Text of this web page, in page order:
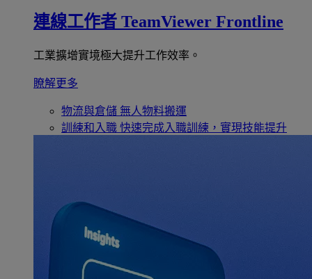
連線工作者 TeamViewer Frontline
工業擴增實境極大提升工作效率。
瞭解更多
物流與倉儲 無人物料搬運
訓練和入職 快速完成入職訓練，實現技能提升